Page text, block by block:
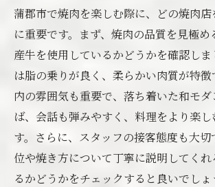
焼肉ランチがもっと楽しくなる蒲
特典
お得なランチ特典を最大限に
土曜日ランチにぴったりの焼
特典を活かしたアルコールの
土曜日限定のサービスを楽し
お得感を増す焼肉ランチの工夫
特典を満喫するための計画の
蒲郡市で焼肉を楽しむ際に、どの焼肉
に重要です。まず、焼肉の品質を見極め
産牛を使用しているかどうかを確認し
は脂の乗りが良く、柔らかい肉質が特
内の雰囲気も重要で、落ち着いた和モ
ば、会話も弾みやすく、料理をより楽
す。さらに、スタッフの接客態度も大切
位や焼き方について丁寧に説明してく
るかどうかをチェックすると良いでし